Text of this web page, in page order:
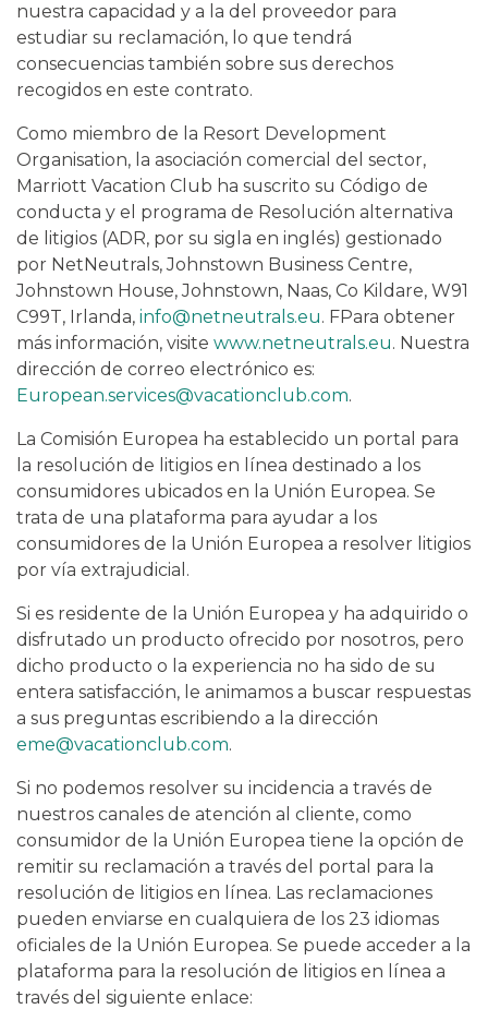
nuestra capacidad y a la del proveedor para
estudiar su reclamación, lo que tendrá
consecuencias también sobre sus derechos
recogidos en este contrato.
Como miembro de la Resort Development
Organisation, la asociación comercial del sector,
Marriott Vacation Club ha suscrito su Código de
conducta y el programa de Resolución alternativa
de litigios (ADR, por su sigla en inglés) gestionado
por NetNeutrals, Johnstown Business Centre,
Johnstown House, Johnstown, Naas, Co Kildare, W91
C99T, Irlanda, info@netneutrals.eu. FPara obtener
más información, visite www.netneutrals.eu. Nuestra
dirección de correo electrónico es:
European.services@vacationclub.com.
La Comisión Europea ha establecido un portal para
la resolución de litigios en línea destinado a los
consumidores ubicados en la Unión Europea. Se
trata de una plataforma para ayudar a los
consumidores de la Unión Europea a resolver litigios
por vía extrajudicial.
Si es residente de la Unión Europea y ha adquirido o
disfrutado un producto ofrecido por nosotros, pero
dicho producto o la experiencia no ha sido de su
entera satisfacción, le animamos a buscar respuestas
a sus preguntas escribiendo a la dirección
eme@vacationclub.com.
Si no podemos resolver su incidencia a través de
nuestros canales de atención al cliente, como
consumidor de la Unión Europea tiene la opción de
remitir su reclamación a través del portal para la
resolución de litigios en línea. Las reclamaciones
pueden enviarse en cualquiera de los 23 idiomas
oficiales de la Unión Europea. Se puede acceder a la
plataforma para la resolución de litigios en línea a
través del siguiente enlace: